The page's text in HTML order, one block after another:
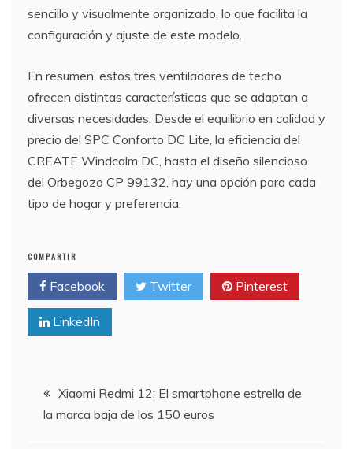
sencillo y visualmente organizado, lo que facilita la
configuración y ajuste de este modelo.
En resumen, estos tres ventiladores de techo
ofrecen distintas características que se adaptan a
diversas necesidades. Desde el equilibrio en calidad y
precio del SPC Conforto DC Lite, la eficiencia del
CREATE Windcalm DC, hasta el diseño silencioso
del Orbegozo CP 99132, hay una opción para cada
tipo de hogar y preferencia.
COMPARTIR
Facebook Twitter Pinterest
LinkedIn
Navegación
de
Xiaomi Redmi 12: El smartphone estrella de
la marca baja de los 150 euros